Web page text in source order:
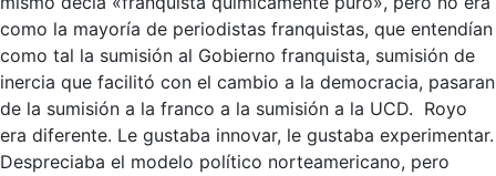
como la mayoría de periodistas franquistas, que entendían
como tal la sumisión al Gobierno franquista, sumisión de
inercia que facilitó con el cambio a la democracia, pasaran
de la sumisión a la franco a la sumisión a la UCD. Royo
era diferente. Le gustaba innovar, le gustaba experimentar.
Despreciaba el modelo político norteamericano, pero